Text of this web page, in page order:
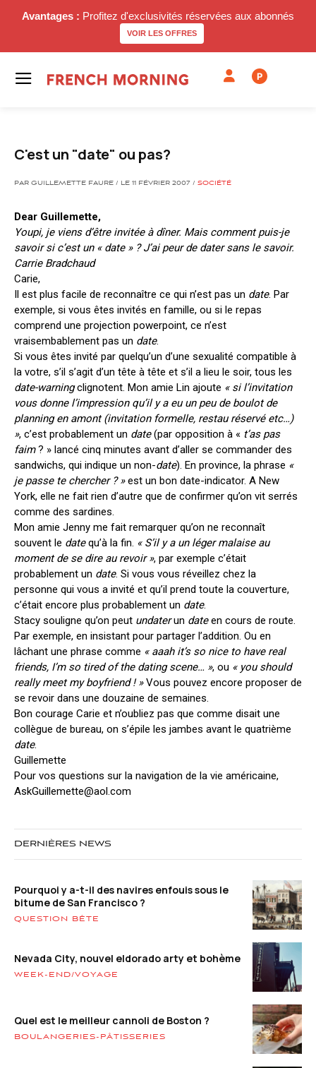
Avantages : Profitez d'exclusivités réservées aux abonnés
VOIR LES OFFRES
P
C'est un "date" ou pas?
PAR GUILLEMETTE FAURE / LE 11 FÉVRIER 2007 / SOCIÉTÉ
Dear Guillemette,
Youpi, je viens d’être invitée à dîner. Mais comment puis-je
savoir si c’est un « date » ? J’ai peur de dater sans le savoir.
Carrie Bradchaud
Carie,
Il est plus facile de reconnaître ce qui n’est pas un date. Par
exemple, si vous êtes invités en famille, ou si le repas
comprend une projection powerpoint, ce n’est
vraisembablement pas un date.
Si vous êtes invité par quelqu’un d’une sexualité compatible à
la votre, s’il s’agit d’un tête à tête et s’il a lieu le soir, tous les
date-warningclignotent. Mon amie Lin ajoute « si l’invitation
vous donne l’impression qu’il y a eu un peu de boulot de
planning en amont (invitation formelle, restau réservé etc…)
», c’est probablement un date(par opposition à « t’as pas
faim? » lancé cinq minutes avant d’aller se commander des
sandwichs, qui indique un non-date). En province, la phrase «
je passe te chercher ? »est un bon date-indicator. A New
York, elle ne fait rien d’autre que de confirmer qu’on vit serrés
comme des sardines.
Mon amie Jenny me fait remarquer qu’on ne reconnaît
souvent le datequ’à la fin. « S’il y a un léger malaise au
moment de se dire au revoir », par exemple c’était
probablement un date. Si vous vous réveillez chez la
personne qui vous a invité et qu’il prend toute la couverture,
c’était encore plus probablement un date.
Stacy souligne qu’on peut undaterun dateen cours de route.
Par exemple, en insistant pour partager l’addition. Ou en
lâchant une phrase comme « aaah it’s so nice to have real
friends, I’m so tired of the dating scene… », ou « you should
really meet my boyfriend ! »Vous pouvez encore proposer de
se revoir dans une douzaine de semaines.
Bon courage Carie et n’oubliez pas que comme disait une
collègue de bureau, on s’épile les jambes avant le quatrième
date.
Guillemette
Pour vos questions sur la navigation de la vie américaine,
AskGuillemette@aol.com
DERNIÈRES NEWS
Pourquoi y a-t-il des navires enfouis sous le
bitume de San Francisco ?
QUESTION BÊTE
Nevada City, nouvel eldorado arty et bohème
WEEK-END/VOYAGE
Quel est le meilleur cannoli de Boston ?
BOULANGERIES-PÂTISSERIES